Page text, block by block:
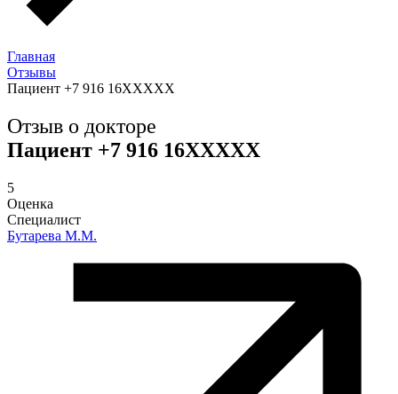
Главная
Отзывы
Пациент +7 916 16XXXXX
Отзыв о докторе
Пациент +7 916 16XXXXX
5
Оценка
Специалист
Бутарева М.М.